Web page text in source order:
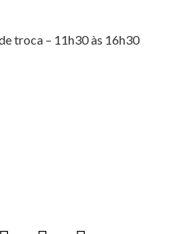
troca – 11h30 às 16h30